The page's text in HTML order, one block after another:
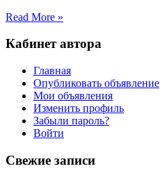
Read More »
Кабинет автора
Главная
Опубликовать объявление
Мои объявления
Изменить профиль
Забыли пароль?
Войти
Свежие записи